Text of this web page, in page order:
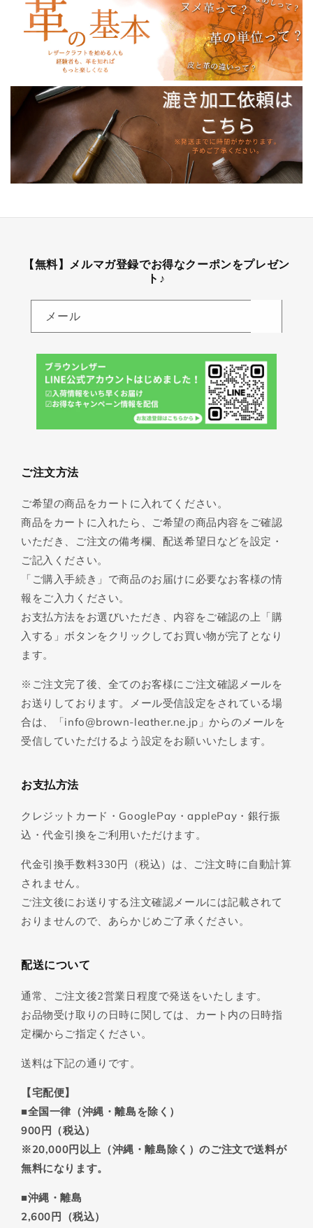
【無料】メルマガ登録でお得なクーポンをプレゼン
ト♪
メール
ご注文方法
ご希望の商品をカートに入れてください。
商品をカートに入れたら、ご希望の商品内容をご確認
いただき、ご注文の備考欄、配送希望日などを設定・
ご記入ください。
「ご購入手続き」で商品のお届けに必要なお客様の情
報をご入力ください。
お支払方法をお選びいただき、内容をご確認の上「購
入する」ボタンをクリックしてお買い物が完了となり
ます。
※ご注文完了後、全てのお客様にご注文確認メールを
お送りしております。メール受信設定をされている場
合は、「info@brown-leather.ne.jp」からのメールを
受信していただけるよう設定をお願いいたします。
お支払方法
クレジットカード・GooglePay・applePay・銀行振
込・代金引換をご利用いただけます。
代金引換手数料330円（税込）は、ご注文時に自動計算
されません。
ご注文後にお送りする注文確認メールには記載されて
おりませんので、あらかじめご了承ください。
配送について
通常、ご注文後2営業日程度で発送をいたします。
お品物受け取りの日時に関しては、カート内の日時指
定欄からご指定ください。
送料は下記の通りです。
【宅配便】
■全国一律（沖縄・離島を除く）
900円（税込）
※20,000円以上（沖縄・離島除く）のご注文で送料が
無料になります。
■沖縄・離島
2,600円（税込）